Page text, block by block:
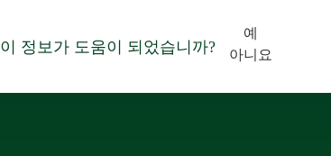
이 정보가 도움이 되었습니까?
예
아니요